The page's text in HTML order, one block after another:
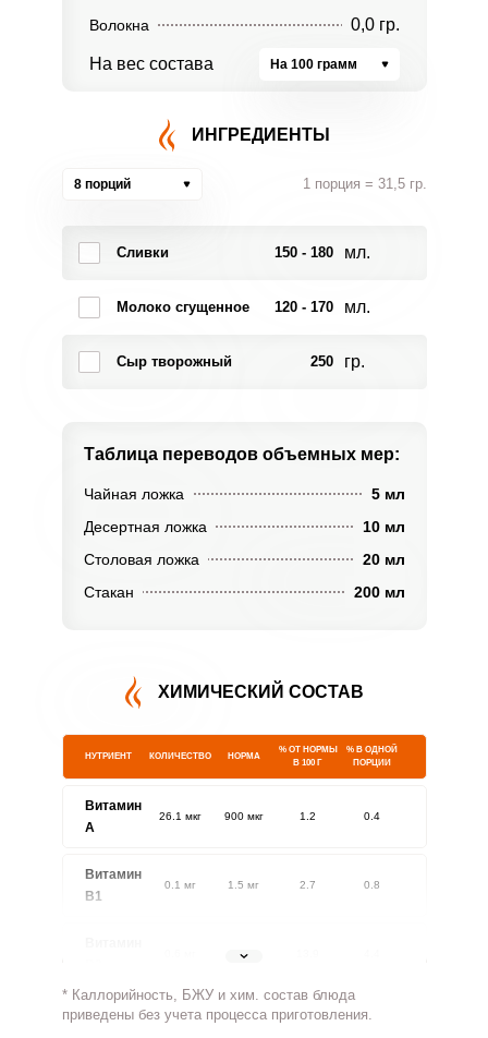
Волокна 0,0 гр.
На вес состава На 100 грамм
ИНГРЕДИЕНТЫ
8 порций 1 порция = 31,5 гр.
Сливки 150 - 180 мл.
Молоко сгущенное 120 - 170 мл.
Сыр творожный 250 гр.
Таблица переводов объемных мер:
Чайная ложка
5 мл
Десертная ложка
10 мл
Столовая ложка
20 мл
Стакан
200 мл
ХИМИЧЕСКИЙ СОСТАВ
НУТРИЕНТ КОЛИЧЕСТВО НОРМА
% ОТ НОРМЫ
В 100 Г
% В ОДНОЙ
ПОРЦИИ
Витамин
A
26.1 мкг 900 мкг 1.2 0.4
Витамин
В1
0.1 мг 1.5 мг 2.7 0.8
1.8 мг
Витамин
117.2 мг 500 мг 9.3 2.9
* Каллорийность, БЖУ и хим. состав блюда
приведены без учета процесса приготовления.